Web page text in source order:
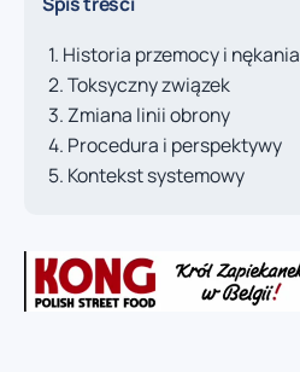
Historia przemocy i nękania
Toksyczny związek
Zmiana linii obrony
Procedura i perspektywy
Kontekst systemowy